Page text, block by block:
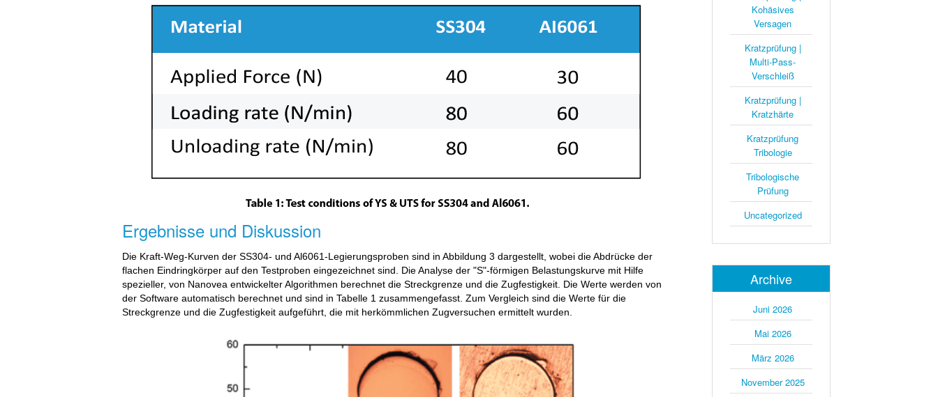
Ergebnisse und Diskussion
Die Kraft-Weg-Kurven der SS304- und Al6061-Legierungsproben sind in Abbildung 3 dargestellt, wobei die Abdrücke der
flachen Eindringkörper auf den Testproben eingezeichnet sind. Die Analyse der "S"-förmigen Belastungskurve mit Hilfe
spezieller, von Nanovea entwickelter Algorithmen berechnet die Streckgrenze und die Zugfestigkeit. Die Werte werden von
der Software automatisch berechnet und sind in Tabelle 1 zusammengefasst. Zum Vergleich sind die Werte für die
Streckgrenze und die Zugfestigkeit aufgeführt, die mit herkömmlichen Zugversuchen ermittelt wurden.
Kohäsives
Versagen
Kratzprüfung |
Multi-Pass-
Verschleiß
Kratzprüfung |
Kratzhärte
Kratzprüfung
Tribologie
Tribologische
Prüfung
Uncategorized
Archive
Juni 2026
Mai 2026
März 2026
November 2025